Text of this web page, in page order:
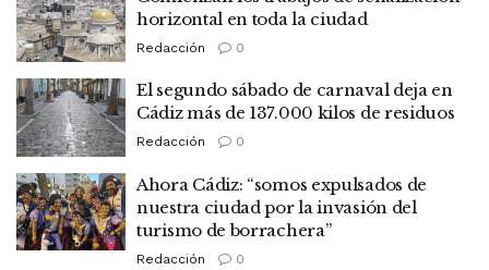
horizontal en toda la ciudad
Redacción 0
El segundo sábado de carnaval deja en
Cádiz más de 137.000 kilos de residuos
Redacción 0
Ahora Cádiz: “somos expulsados de
nuestra ciudad por la invasión del
turismo de borrachera”
Redacción 0